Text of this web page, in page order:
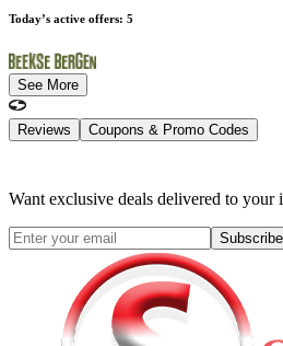
Today’s active offers: 5
See More
Reviews Coupons & Promo Codes
Want exclusive deals delivered to your
Subscribe